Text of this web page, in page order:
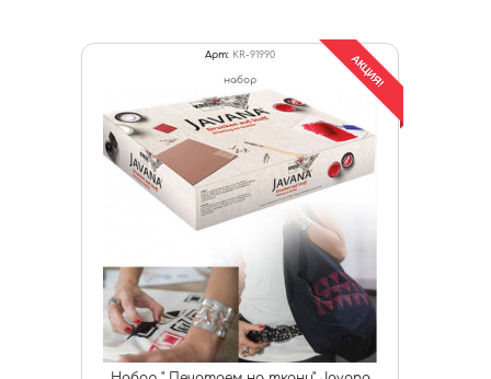
Арт: KR-91990
набор АКЦИЯ!